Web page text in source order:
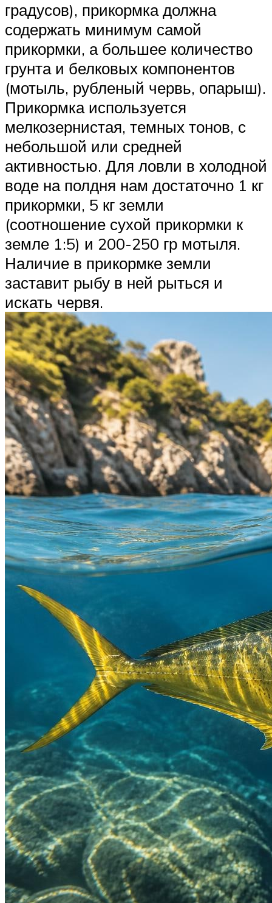
градусов), прикормка должна
содержать минимум самой
прикормки, а большее количество
грунта и белковых компонентов
(мотыль, рубленый червь, опарыш).
Прикормка используется
мелкозернистая, темных тонов, с
небольшой или средней
активностью. Для ловли в холодной
воде на полдня нам достаточно 1 кг
прикормки, 5 кг земли
(соотношение сухой прикормки к
земле 1:5) и 200-250 гр мотыля.
Наличие в прикормке земли
заставит рыбу в ней рыться и
искать червя.